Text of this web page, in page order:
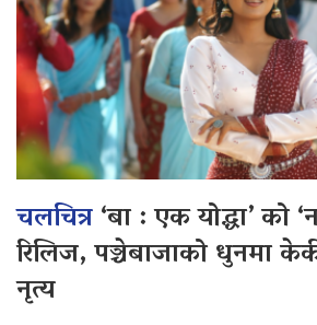
चलचित्र‘बा : एक योद्धा’ को
रिलिज, पञ्चेबाजाको धुनमा
नृत्य